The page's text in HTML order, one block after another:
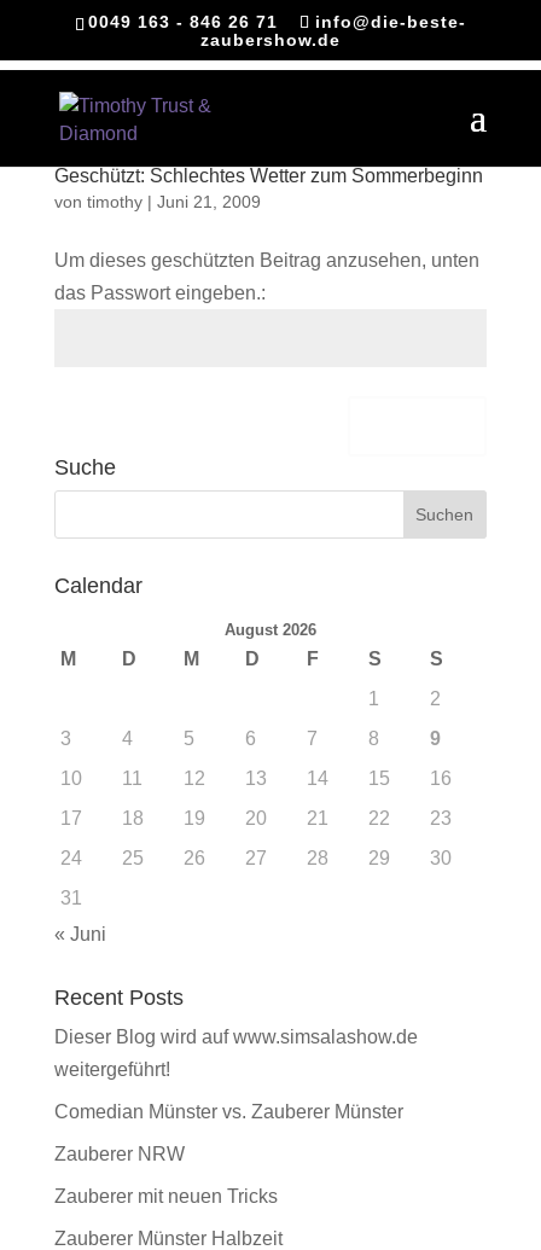
0049 163 - 846 26 71
info@die-beste-
zaubershow.de
Geschützt: Schlechtes Wetter zum Sommerbeginn
von timothy| Juni 21, 2009
Um dieses geschützten Beitrag anzusehen, unten
das Passwort eingeben.:
Suche
Calendar
August 2026
M D M D F S
S
1
2
3
4 5 6 7 8
9
10
11 12 13 14 15
16
17
18 19 20 21 22
23
24
25 26 27 28 29
30
31
« Juni
Recent Posts
Dieser Blog wird auf www.simsalashow.de
weitergeführt!
Comedian Münster vs. Zauberer Münster
Zauberer NRW
Zauberer mit neuen Tricks
Zauberer Münster Halbzeit